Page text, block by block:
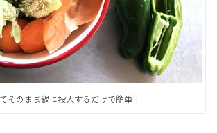
そのまま鍋に投入するだけで簡単！